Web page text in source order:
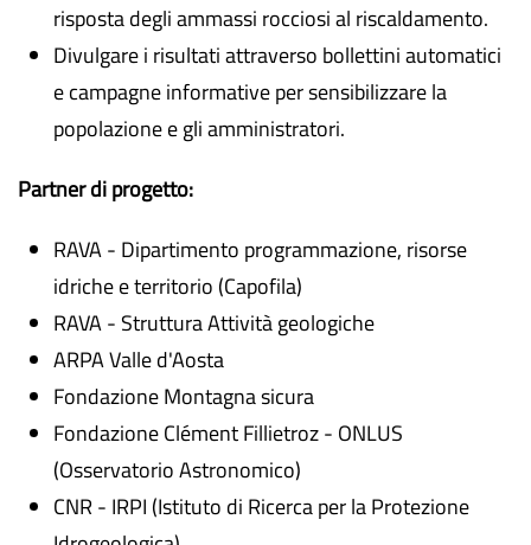
risposta degli ammassi rocciosi al riscaldamento.
Divulgare i risultati attraverso bollettini automatici
e campagne informative per sensibilizzare la
popolazione e gli amministratori.
Partner di progetto:
RAVA - Dipartimento programmazione, risorse
idriche e territorio (Capofila)
RAVA - Struttura Attività geologiche
ARPA Valle d'Aosta
Fondazione Montagna sicura
Fondazione Clément Fillietroz - ONLUS
(Osservatorio Astronomico)
CNR - IRPI (Istituto di Ricerca per la Protezione